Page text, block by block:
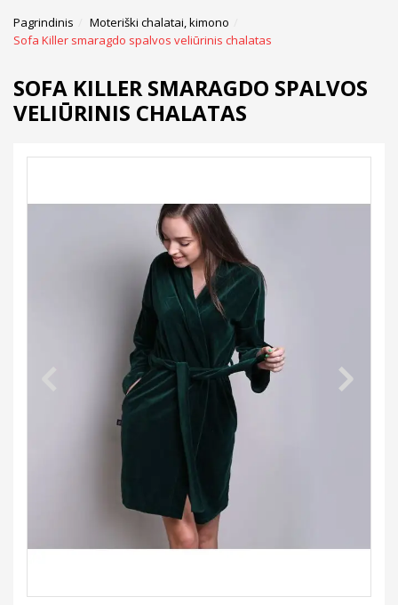
Pagrindinis
Moteriški chalatai, kimono
Sofa Killer smaragdo spalvos veliūrinis chalatas
SOFA KILLER SMARAGDO SPALVOS
VELIŪRINIS CHALATAS